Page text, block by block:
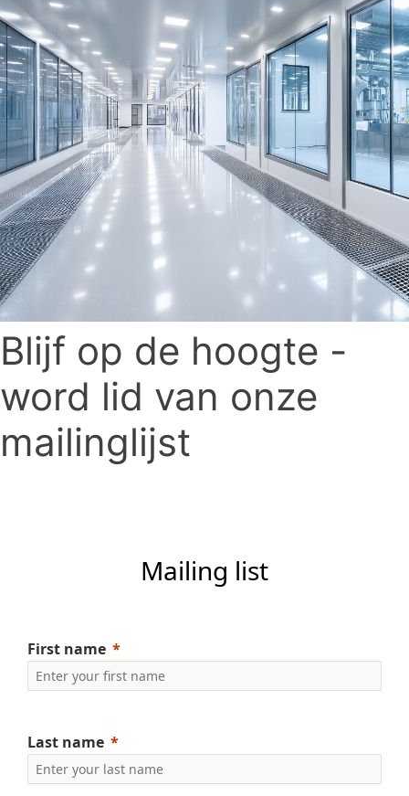
Blijf op de hoogte -
word lid van onze
mailinglijst
Mailing list
First name
Last name